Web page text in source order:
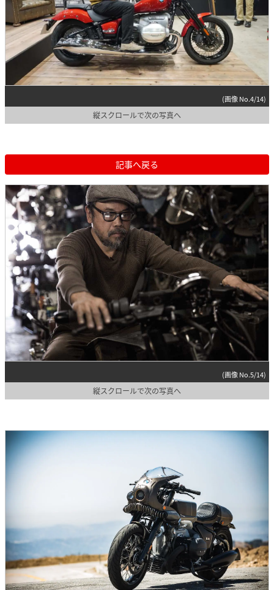
(画像 No.4/14)
縦スクロールで次の写真へ
記事へ戻る
(画像 No.5/14)
縦スクロールで次の写真へ